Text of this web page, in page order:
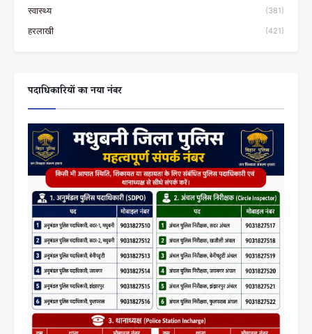
स्वास्थ्य (381)
हरलाखी (421)
पदाधिकारियों का नया नंबर